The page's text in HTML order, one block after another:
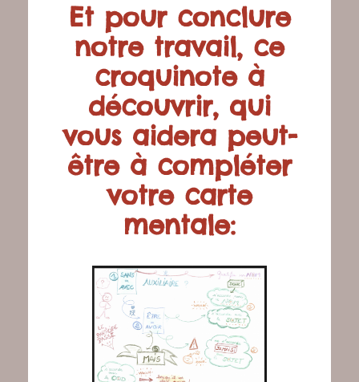
Et pour conclure
notre travail, ce
croquinote à
découvrir, qui
vous aidera peut-
être à compléter
votre carte
mentale: